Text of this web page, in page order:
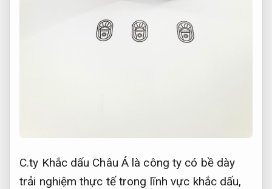
C.ty Khắc dấu Châu Á là công ty có bề dày
trải nghiệm thực tế trong lĩnh vực khắc dấu,